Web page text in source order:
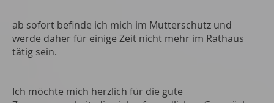
ab sofort befinde ich mich im Mutterschutz und
werde daher für einige Zeit nicht mehr im Rathaus
tätig sein.
Ich möchte mich herzlich für die gute